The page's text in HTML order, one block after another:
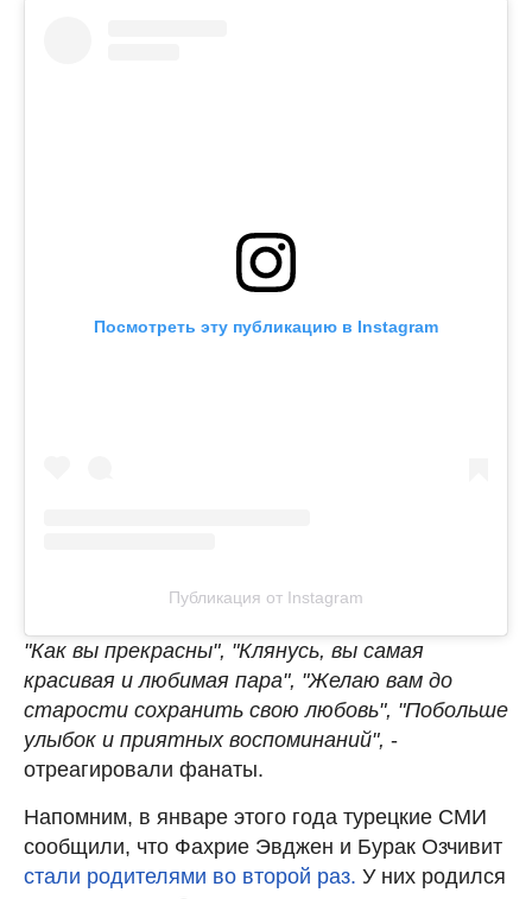
Посмотреть эту публикацию в Instagram
Публикация от Instagram
"Как вы прекрасны", "Клянусь, вы самая
красивая и любимая пара", "Желаю вам до
старости сохранить свою любовь", "Побольше
улыбок и приятных воспоминаний", -
отреагировали фанаты.
Напомним, в январе этого года турецкие СМИ
сообщили, что Фахрие Эвджен и Бурак Озчивит
стали родителями во второй раз. У них родился